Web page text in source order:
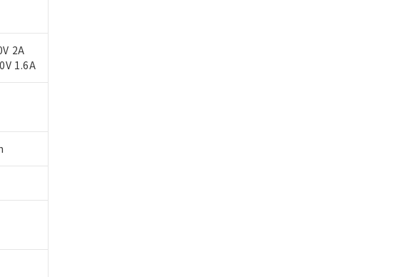
2A
1.6A
価格(税抜)を提供させていただ
もあることをご了承ください。
内データに基づき作成されるも
当のオムロン制御機器販売店・
をご確認ください。
たは開示しないようお願いしま
。
合などやむを得ず変更すること
ェニルエーテル類(PBDE) 1000ppm以下、
（BBP） 1000ppm以下、フタル酸ジブチ
す。
ます。
ます。
フェニルエーテル類) : 1000ppm、
ブチルベンジル) : 1000ppm、
。
刻な影響を及ぼさない年数を意
商品（以下｢規制貨物等」とい
たは役務取引許可)を取得する
の他武器並びにこれらの製造装
容を当該第三者に通知します。
れがある場合は、取り引きをい
お客様担当のオムロン制御